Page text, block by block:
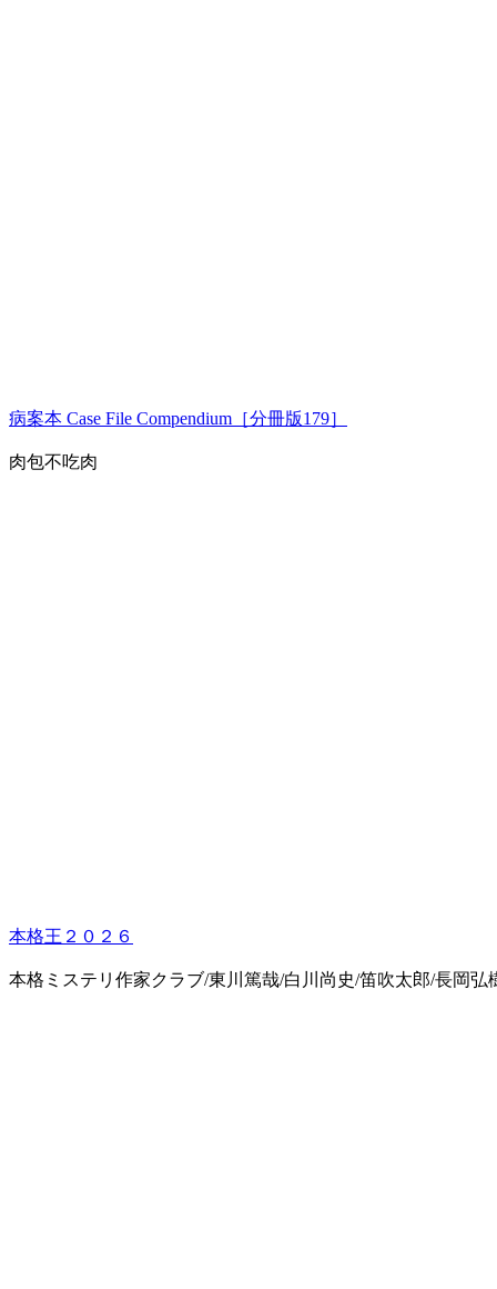
病案本 Case File Compendium［分冊版179］
肉包不吃肉
本格王２０２６
本格ミステリ作家クラブ/東川篤哉/白川尚史/笛吹太郎/長岡弘